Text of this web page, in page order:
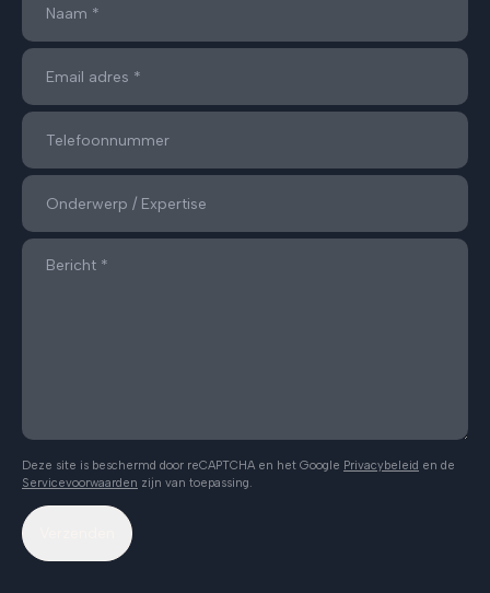
Deze site is beschermd door reCAPTCHA en het Google Privacybeleid en de
Servicevoorwaarden zijn van toepassing.